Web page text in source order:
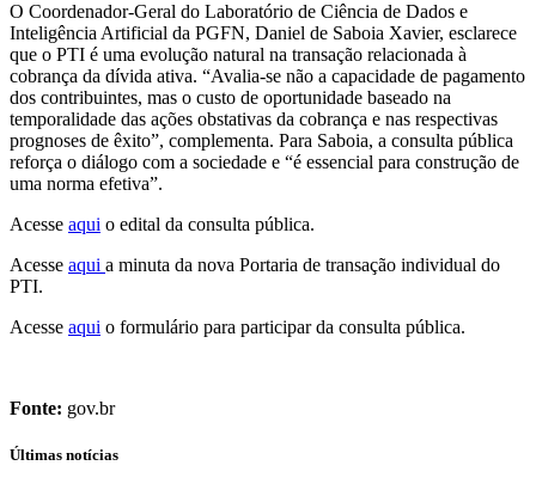
O Coordenador-Geral do Laboratório de Ciência de Dados e
Inteligência Artificial da PGFN, Daniel de Saboia Xavier, esclarece
que o PTI é uma evolução natural na transação relacionada à
cobrança da dívida ativa. “Avalia-se não a capacidade de pagamento
dos contribuintes, mas o custo de oportunidade baseado na
temporalidade das ações obstativas da cobrança e nas respectivas
prognoses de êxito”, complementa. Para Saboia, a consulta pública
reforça o diálogo com a sociedade e “é essencial para construção de
uma norma efetiva”.
Acesse aqui o edital da consulta pública.
Acesse aqui a minuta da nova Portaria de transação individual do
PTI.
Acesse aqui o formulário para participar da consulta pública.
Fonte: gov.br
Últimas notícias